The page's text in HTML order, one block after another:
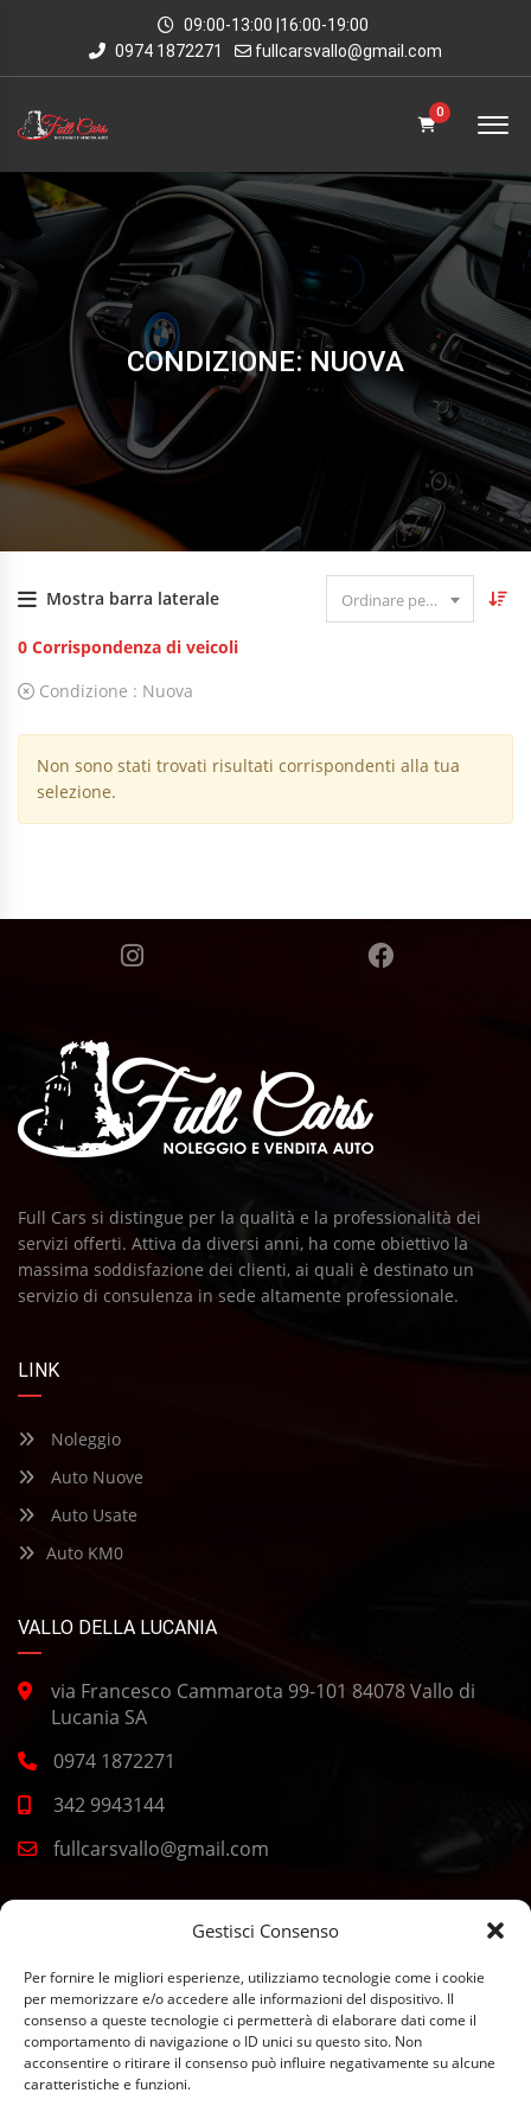
Gestisci Consenso
Per fornire le migliori esperienze, utilizziamo tecnologie come i cookie
per memorizzare e/o accedere alle informazioni del dispositivo. Il
consenso a queste tecnologie ci permetterà di elaborare dati come il
comportamento di navigazione o ID unici su questo sito. Non
acconsentire o ritirare il consenso può influire negativamente su alcune
caratteristiche e funzioni.
09:00-13:00 |16:00-19:00
0974 1872271
fullcarsvallo@gmail.com
0
CONDIZIONE: NUOVA
Mostra barra laterale Ordinare per data
0 Corrispondenza di veicoli
Condizione : Nuova
Non sono stati trovati risultati corrispondenti alla tua
selezione.
Full Cars si distingue per la qualità e la professionalità dei
servizi offerti. Attiva da diversi anni, ha come obiettivo la
massima soddisfazione dei clienti, ai quali è destinato un
servizio di consulenza in sede altamente professionale.
LINK
Noleggio
Auto Nuove
Auto Usate
Auto KM0
VALLO DELLA LUCANIA
via Francesco Cammarota 99-101 84078 Vallo di
Lucania SA
0974 1872271
342 9943144
fullcarsvallo@gmail.com
Corso Europa 2, 84040 Casal Velino SA
0974 277049
392 4443400